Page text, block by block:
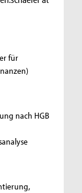
für
nach HGB